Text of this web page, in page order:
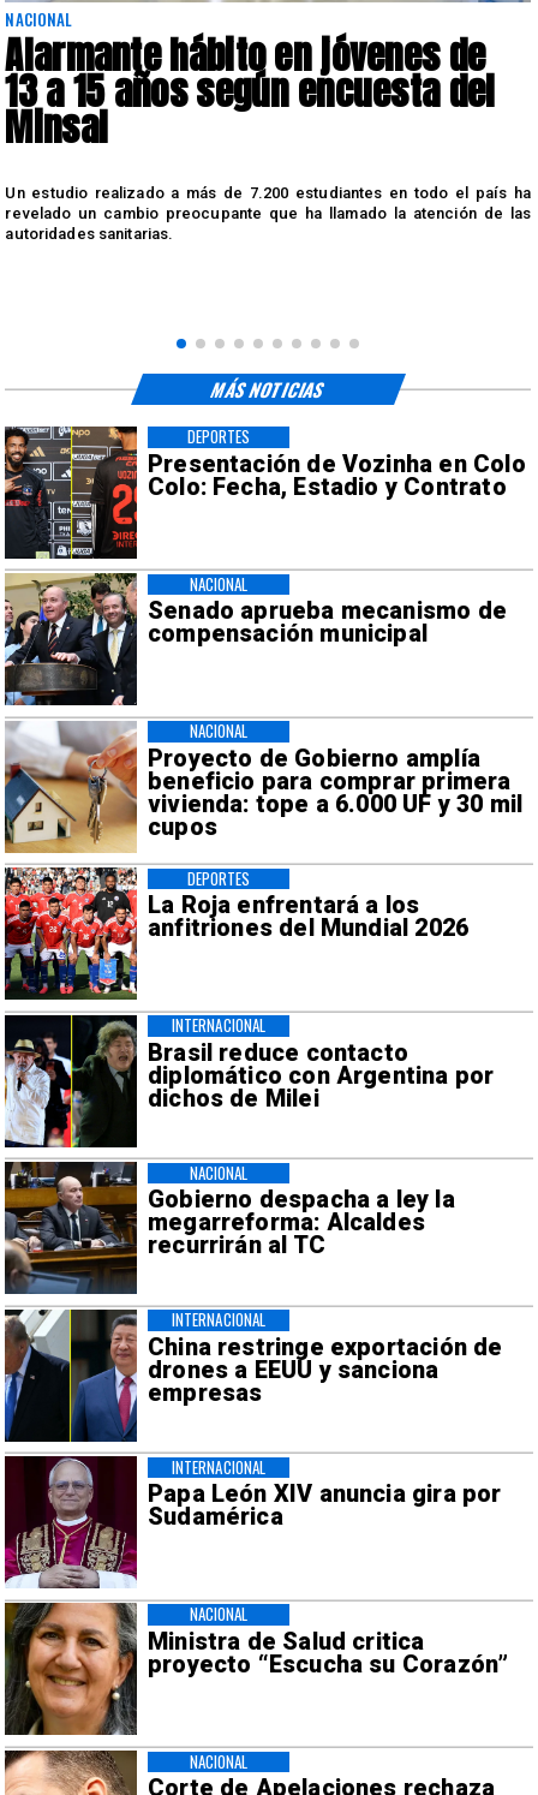
NACIONAL
Alarmante hábito en jóvenes de
13 a 15 años según encuesta del
Minsal
Un estudio realizado a más de 7.200 estudiantes en todo el país ha
revelado un cambio preocupante que ha llamado la atención de las
autoridades sanitarias.
Presentación de Vozinha en Colo
Colo: Fecha, Estadio y Contrato
DEPORTES
Senado aprueba mecanismo de
compensación municipal
NACIONAL
Proyecto de Gobierno amplía
beneficio para comprar primera
vivienda: tope a 6.000 UF y 30 mil
cupos
NACIONAL
La Roja enfrentará a los
anfitriones del Mundial 2026
DEPORTES
Brasil reduce contacto
diplomático con Argentina por
dichos de Milei
INTERNACIONAL
Gobierno despacha a ley la
megarreforma: Alcaldes
recurrirán al TC
NACIONAL
China restringe exportación de
drones a EEUU y sanciona
empresas
INTERNACIONAL
Papa León XIV anuncia gira por
Sudamérica
INTERNACIONAL
Ministra de Salud critica
proyecto “Escucha su Corazón”
NACIONAL
Corte de Apelaciones rechaza
NACIONAL
MÁS NOTICIAS